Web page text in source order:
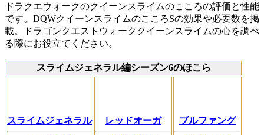
ドラクエウォークのクイーンスライムのこころの評価と性能
です。DQWクイーンスライムのこころSの効果や必要数を掲
載。ドラゴンクエストウォーククイーンスライムの心を調べ
る際にお役立てください。
スライムジェネラル編シーズン6のほこら
スライムジェネラル レッドオーガ ブルファング